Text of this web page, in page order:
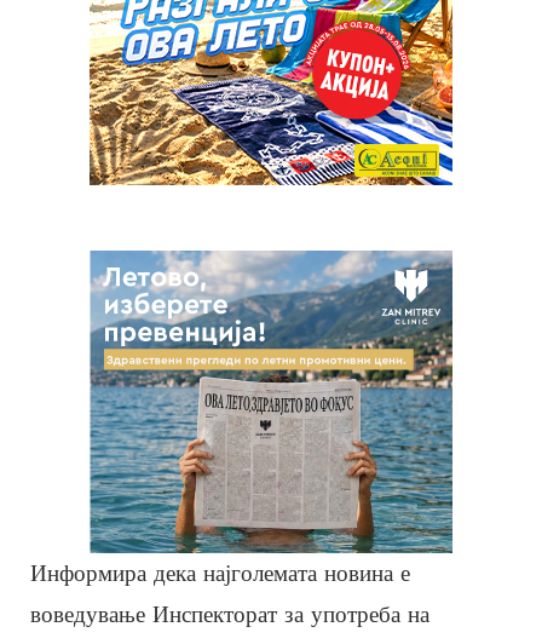
Информира дека најголемата новина е
воведување Инспекторат за употреба на